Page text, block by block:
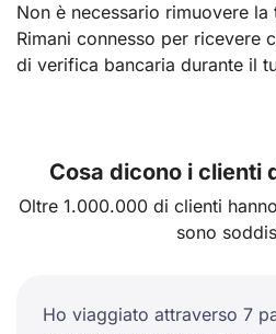
Non è necessario rimuovere
Rimani connesso per ricevere
di verifica bancaria durante il
Cosa dicono i clienti
Oltre 1.000.000 di clienti
sono
Ho viaggiato attraverso 7